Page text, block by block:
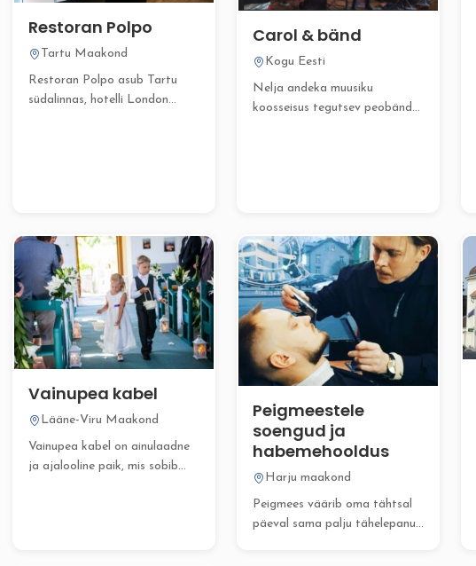
Restoran Polpo
Tartu Maakond
Restoran Polpo asub Tartu
südalinnas, hotelli London
Carol & bänd
Kogu Eesti
Nelja andeka muusiku
koosseisus tegutsev peobänd
Vainupea kabel
Lääne-Viru Maakond
Vainupea kabel on ainulaadne
ja ajalooline paik, mis sobib
Peigmeestele
soengud ja
habemehooldus
Harju maakond
Peigmees väärib oma tähtsal
päeval sama palju tähelepanu